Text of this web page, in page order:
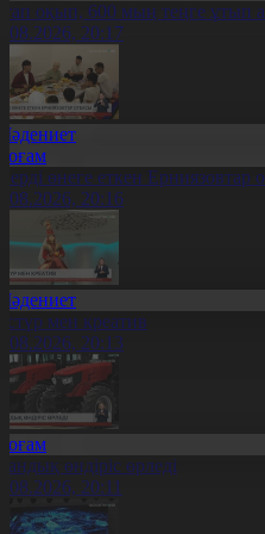
оқып, 600 мың теңге ұтып
20:17
өнеге еткен Ерниязовтар
20:16
мен креатив
20:13
өндіріс өрледі
20:11